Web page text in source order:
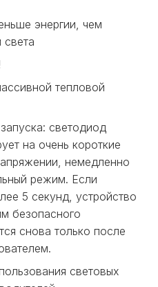
энергии, чем
света
тепловой
светодиод
на очень короткие
немедленно
режим. Если
5 секунд, устройство
безопасного
снова только после
световых